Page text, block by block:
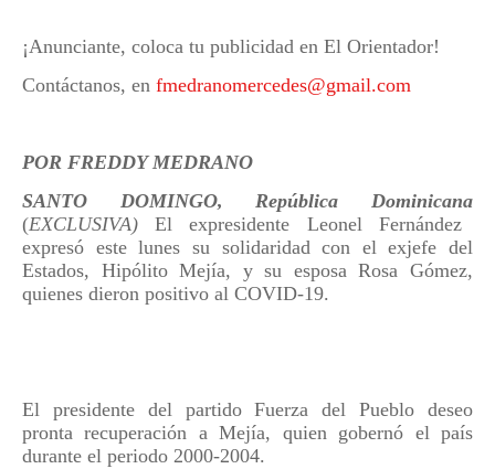
¡Anunciante, coloca tu publicidad en El Orientador!
Contáctanos, en fmedranomercedes@gmail.com
POR FREDDY MEDRANO
SANTO DOMINGO, República Dominicana
(EXCLUSIVA) El expresidente Leonel Fernández
expresó este lunes su solidaridad con el exjefe del
Estados, Hipólito Mejía, y su esposa Rosa Gómez,
quienes dieron positivo al COVID-19.
El presidente del partido Fuerza del Pueblo deseo
pronta recuperación a Mejía, quien gobernó el país
durante el periodo 2000-2004.